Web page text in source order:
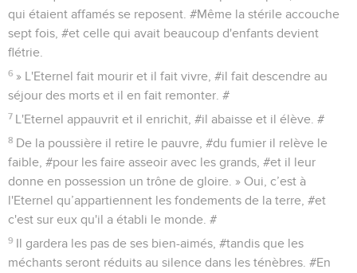
qui étaient affamés se reposent. #Même la stérile accouche
sept fois, #et celle qui avait beaucoup d'enfants devient
flétrie.
6 » L'Eternel fait mourir et il fait vivre, #il fait descendre au
séjour des morts et il en fait remonter. #
7 L'Eternel appauvrit et il enrichit, #il abaisse et il élève. #
8 De la poussière il retire le pauvre, #du fumier il relève le
faible, #pour les faire asseoir avec les grands, #et il leur
donne en possession un trône de gloire. » Oui, c’est à
l'Eternel qu’appartiennent les fondements de la terre, #et
c'est sur eux qu'il a établi le monde. #
9 Il gardera les pas de ses bien-aimés, #tandis que les
méchants seront réduits au silence dans les ténèbres. #En